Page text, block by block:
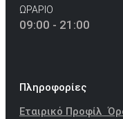
ΩΡΑΡΙΟ
09:00 - 21:00
Πληροφορίες
Εταιρικό Προφίλ